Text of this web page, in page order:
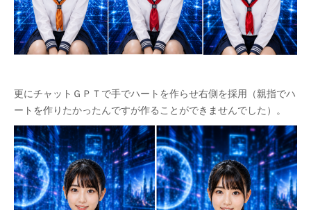
更にチャットＧＰＴで手でハートを作らせ右側を採用（親指でハ
ートを作りたかったんですが作ることができませんでした）。